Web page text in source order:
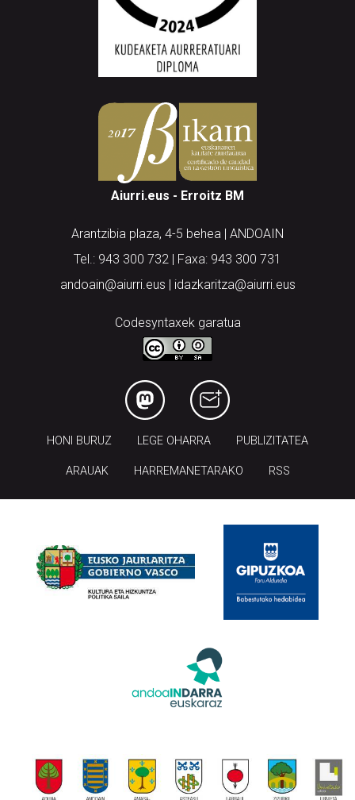
Aiurri.eus - Erroitz BM
Arantzibia plaza, 4-5 behea | ANDOAIN
Tel.: 943 300 732 | Faxa: 943 300 731
andoain@aiurri.eus | idazkaritza@aiurri.eus
Codesyntaxek garatua
HONI BURUZ LEGE OHARRA PUBLIZITATEA
ARAUAK HARREMANETARAKO RSS